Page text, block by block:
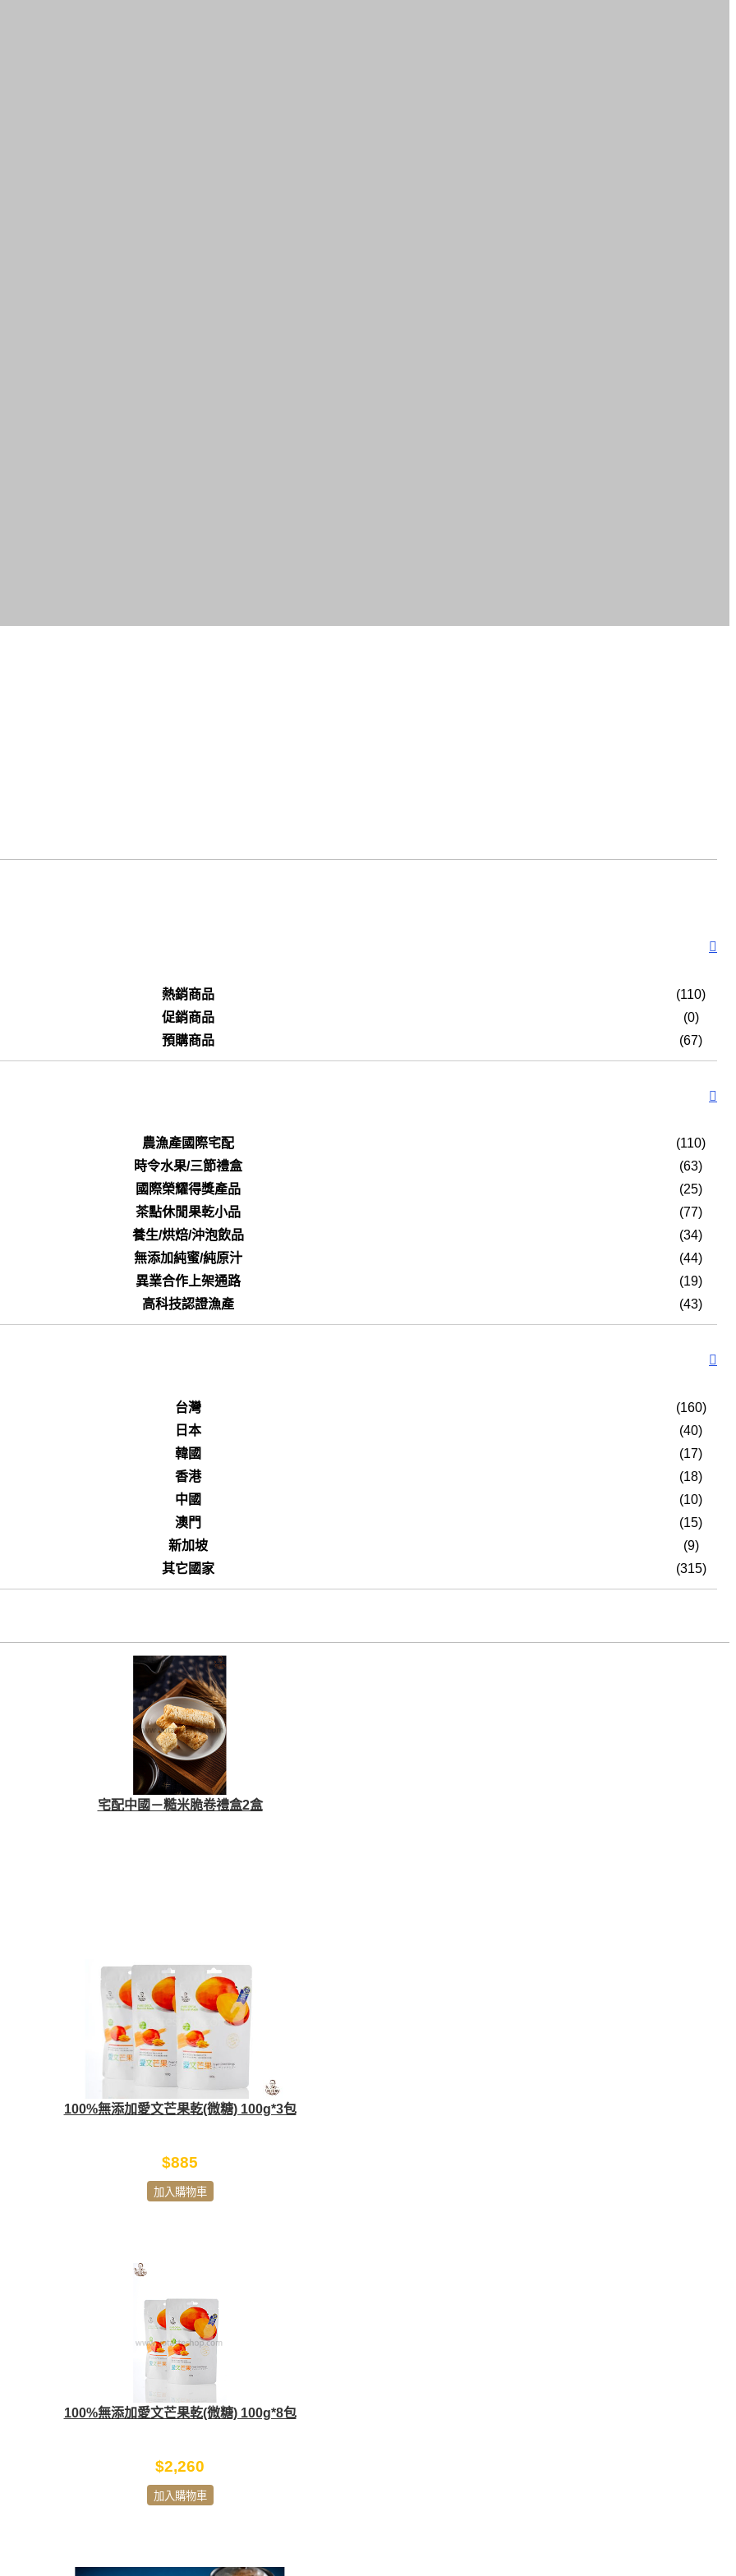
熱銷商品
(110)
促銷商品
(0)
預購商品
(67)
農漁產國際宅配
(110)
時令水果/三節禮盒
(63)
國際榮耀得獎產品
(25)
茶點休閒果乾小品
(77)
養生/烘焙/沖泡飲品
(34)
無添加純蜜/純原汁
(44)
異業合作上架通路
(19)
高科技認證漁產
(43)
台灣
(160)
日本
(40)
韓國
(17)
香港
(18)
中國
(10)
澳門
(15)
新加坡
(9)
其它國家
(315)
宅配中國－糙米脆卷禮盒2盒
100%無添加愛文芒果乾(微糖) 100g*3包
$885
加入購物車
100%無添加愛文芒果乾(微糖) 100g*8包
$2,260
加入購物車